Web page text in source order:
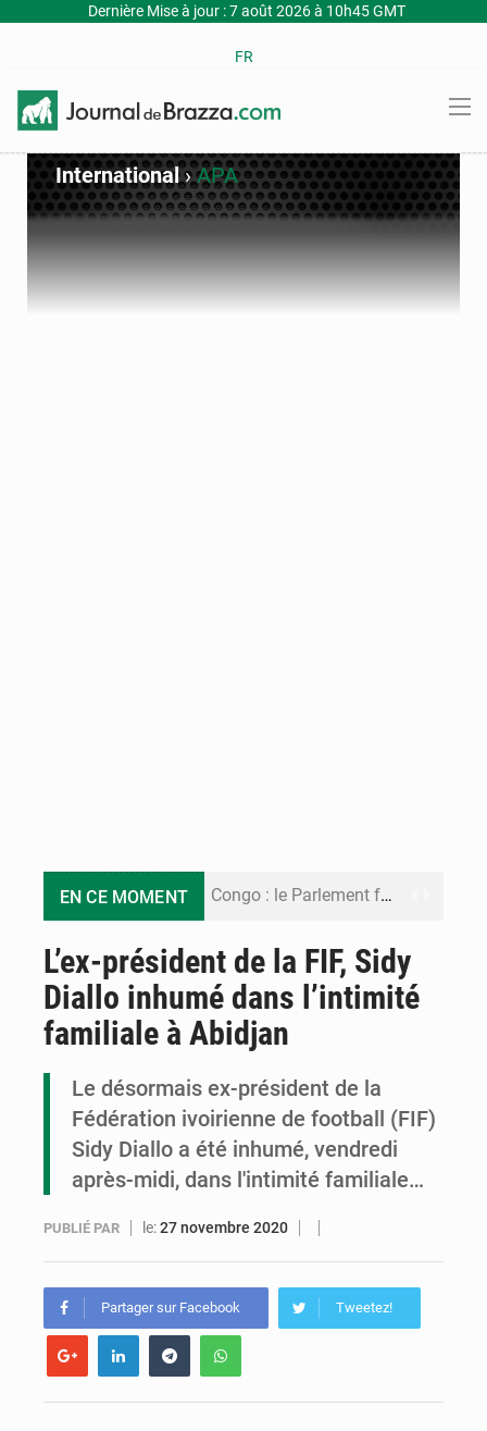
Dernière Mise à jour : 7 août 2026 à 10h45 GMT
FR
International›APA
EN CE MOMENT Congo : le Parlement formule 28 recommandations sur le Cadre budgétaire 2027-2029
Congo : Brazzaville se dote d’un plan d’action pour renforcer sa résilience climatique
Congo : la Grande foire agricole pour renforcer la souveraineté alimentaire
Le Congo se dote d’un programme national pour valoriser les produits forestiers non ligneux
L’ex-président de la FIF, Sidy
Diallo inhumé dans l’intimité
familiale à Abidjan
Le désormais ex-président de la
Fédération ivoirienne de football (FIF)
Sidy Diallo a été inhumé, vendredi
après-midi, dans l'intimité familiale…
PUBLIÉ PAR le:27 novembre 2020
Partager sur Facebook Tweetez!